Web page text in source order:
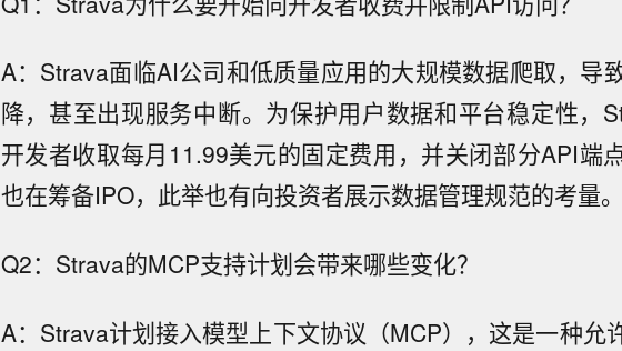
A：Strava面临AI公司和低质量应用的大规模数据爬取，导
降，甚至出现服务中断。为保护用户数据和平台稳定性，
开发者收取每月11.99美元的固定费用，并关闭部分API端
也在筹备IPO，此举也有向投资者展示数据管理规范的考量。
Q2：Strava的MCP支持计划会带来哪些变化？
A：Strava计划接入模型上下文协议（MCP），这是一种允